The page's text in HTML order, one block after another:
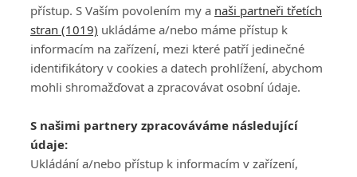
PŘIHLÁSIT
REGISTROVAT
DISKUZE
Šéfredaktorkou webu jePetr Slavík, e-mailserialy@fandimefilmu.cz
Máte-li zájem o inzerci na našem webu napište nám na e-mail
studio@koncal.com
přístup. S Vaším povolením my a naši partneři třetích
stran (1019) ukládáme a/nebo máme přístup k
informacím na zařízení, mezi které patří jedinečné
identifikátory v cookies a datech prohlížení, abychom
mohli shromažďovat a zpracovávat osobní údaje.
S našimi partnery zpracováváme následující
údaje:
Ukládání a/nebo přístup k informacím v zařízení,